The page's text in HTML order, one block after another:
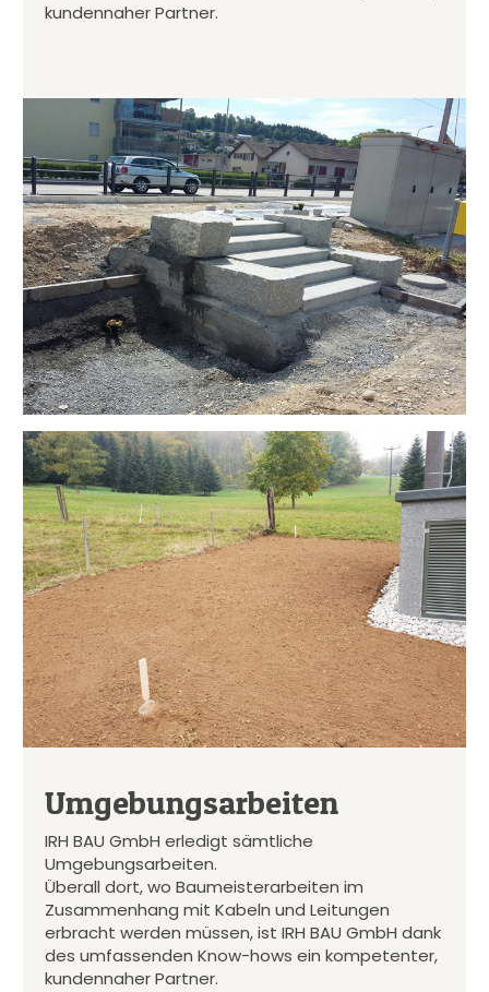
kundennaher Partner.
Umgebungsarbeiten
IRH BAU GmbH erledigt sämtliche
Umgebungsarbeiten.
Überall dort, wo Baumeisterarbeiten im
Zusammenhang mit Kabeln und Leitungen
erbracht werden müssen, ist IRH BAU GmbH dank
des umfassenden Know-hows ein kompetenter,
kundennaher Partner.